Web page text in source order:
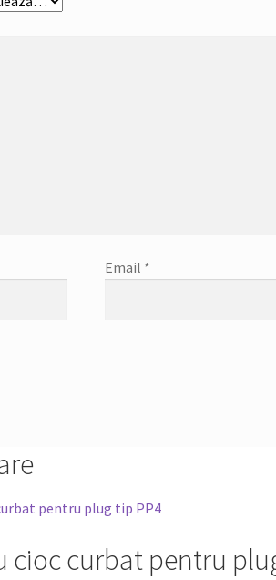
Email *
cioc curbat pentru